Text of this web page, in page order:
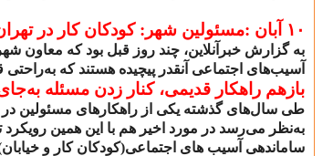
۱۰ آبان : مسئولین شهر: کودکان کار در
به گزارش خبرآنلاین، چند روز قبل بود که معاون
آسیب‌های اجتماعی آنقدر پیچیده هستند که
بازهم راهکار قدیمی، کنار زدن مسئله
طی سال‌های گذشته یکی از راهکارهای مسئولین در
به‌نظر می‌رسد در مورد اخیر هم با این همین رویکرد
ساماندهی آسیب های اجتماعی(کودکان کار و